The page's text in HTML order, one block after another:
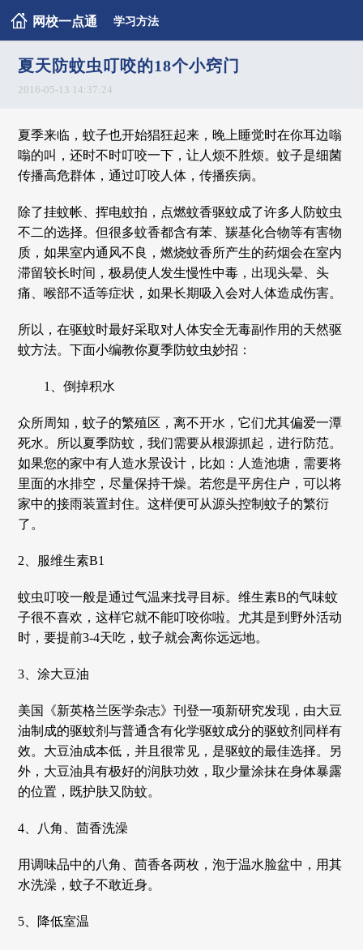
网校一点通 学习方法
夏天防蚊虫叮咬的18个小窍门
2016-05-13 14:37:24
夏季来临，蚊子也开始猖狂起来，晚上睡觉时在你耳边嗡
嗡的叫，还时不时叮咬一下，让人烦不胜烦。蚊子是细菌
传播高危群体，通过叮咬人体，传播疾病。
除了挂蚊帐、挥电蚊拍，点燃蚊香驱蚊成了许多人防蚊虫
不二的选择。但很多蚊香都含有苯、羰基化合物等有害物
质，如果室内通风不良，燃烧蚊香所产生的药烟会在室内
滞留较长时间，极易使人发生慢性中毒，出现头晕、头
痛、喉部不适等症状，如果长期吸入会对人体造成伤害。
所以，在驱蚊时最好采取对人体安全无毒副作用的天然驱
蚊方法。下面小编教你夏季防蚊虫妙招：
1、倒掉积水
众所周知，蚊子的繁殖区，离不开水，它们尤其偏爱一潭
死水。所以夏季防蚊，我们需要从根源抓起，进行防范。
如果您的家中有人造水景设计，比如：人造池塘，需要将
里面的水排空，尽量保持干燥。若您是平房住户，可以将
家中的接雨装置封住。这样便可从源头控制蚊子的繁衍
了。
2、服维生素B1
蚊虫叮咬一般是通过气温来找寻目标。维生素B的气味蚊
子很不喜欢，这样它就不能叮咬你啦。尤其是到野外活动
时，要提前3-4天吃，蚊子就会离你远远地。
3、涂大豆油
美国《新英格兰医学杂志》刊登一项新研究发现，由大豆
油制成的驱蚊剂与普通含有化学驱蚊成分的驱蚊剂同样有
效。大豆油成本低，并且很常见，是驱蚊的最佳选择。另
外，大豆油具有极好的润肤功效，取少量涂抹在身体暴露
的位置，既护肤又防蚊。
4、八角、茴香洗澡
用调味品中的八角、茴香各两枚，泡于温水脸盆中，用其
水洗澡，蚊子不敢近身。
5、降低室温